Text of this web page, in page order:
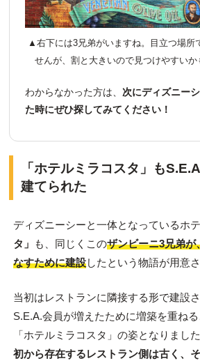
▲右下には3兄弟がいますね。目立つ場所
せんが、割と大きいので見つけやすい
わからなかった方は、次にディズニー
た時にぜひ探してみてください！
「ホテルミラコスタ」も
建てられた
ディズニーシーと一体となっているホ
タ」
も、同じくこのザンビーニ3兄弟が
なすために建設したという物語が用意さ
当初はレストランに隣接する形で建設
S.E.A.会員が増えたために増築を重ね
「ホテルミラコスタ」の姿となりまし
初から存在するレストラン側は古く、